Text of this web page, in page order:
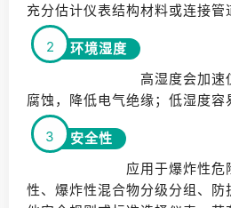
充分估计仪表结构材料或连接管
2
环境湿度
高湿度会加速
腐蚀，降低电气绝缘；低湿度容
3
安全性
应用于爆炸性危
性、爆炸性混合物分级分组、